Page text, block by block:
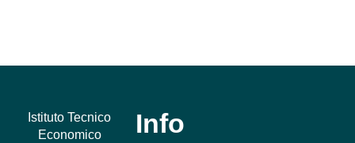
Istituto Tecnico
Economico
Info